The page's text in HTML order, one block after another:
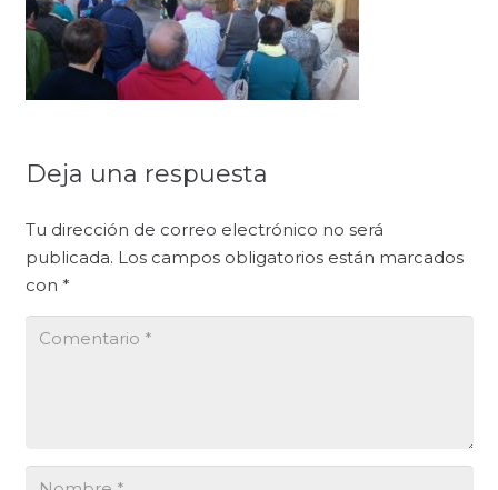
Deja una respuesta
Tu dirección de correo electrónico no será
publicada. Los campos obligatorios están marcados
con *